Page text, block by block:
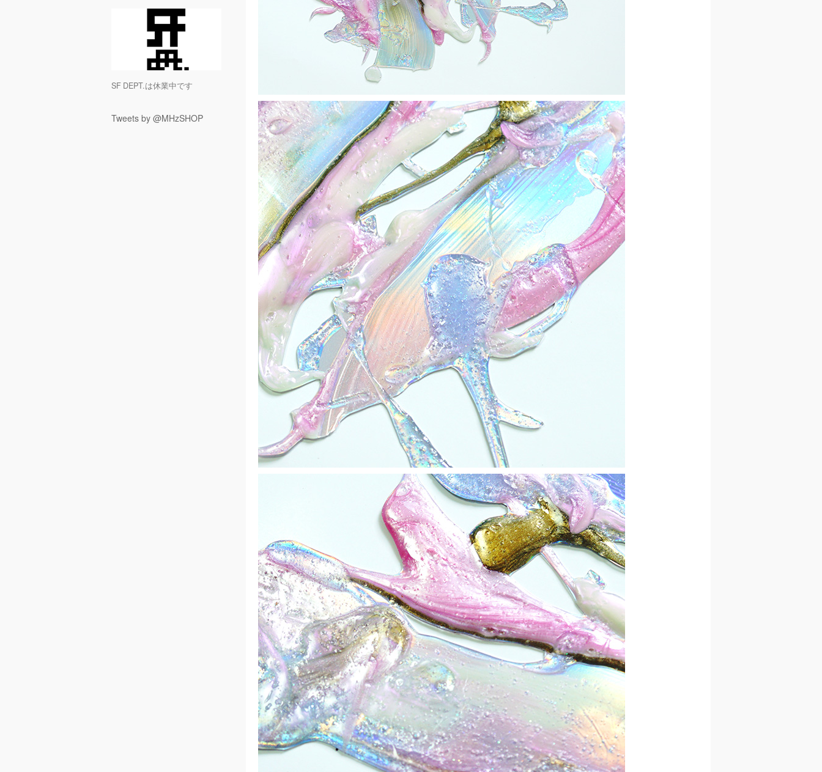
SF DEPT.は休業中です
Tweets by @MHzSHOP